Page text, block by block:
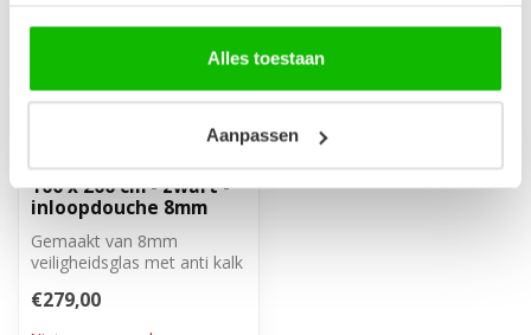
Alles toestaan
Aanpassen
Douchewand Georgia
100 x 200 cm - zwart -
inloopdouche 8mm
Gemaakt van 8mm
veiligheidsglas met anti kalk
stabilisati...
€279,00